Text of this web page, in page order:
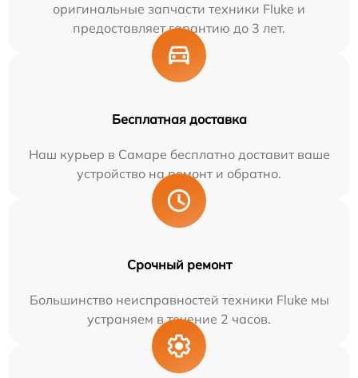
оригинальные запчасти техники Fluke и
предоставляет гарантию до 3 лет.
Бесплатная доставка
Наш курьер в Самаре бесплатно доставит ваше
устройство на ремонт и обратно.
Срочный ремонт
Большинство неисправностей техники Fluke мы
устраняем в течение 2 часов.